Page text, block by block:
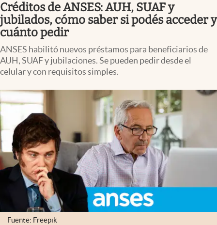
Negocios
Columnistas
Apertura
Clima
Mundial 2026
Eventos Corporativos
El Cronista Studio
Mediakit
abre en nueva pestaña
Argentina
Créditos de ANSES: AUH, SUAF y
jubilados, cómo saber si podés acceder y
cuánto pedir
ANSES habilitó nuevos préstamos para beneficiarios de
AUH, SUAF y jubilaciones. Se pueden pedir desde el
celular y con requisitos simples.
Fuente: Freepik